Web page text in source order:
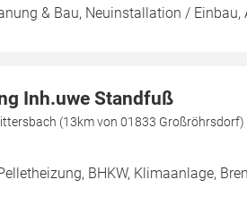
& Bau, Neuinstallation / Einbau,
Inh.uwe Standfuß
(13km von 01833 Großröhrsdorf)
BHKW, Klimaanlage,